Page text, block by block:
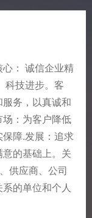
： 诚信企业精
科技进步。客
务，以真诚和
：为客户降低
障.发展：追求
的基础上。关
供应商、公司
的单位和个人